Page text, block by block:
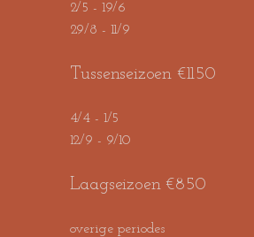
2/5 - 19/6
29/8 - 11/9
Tussenseizoen €1150
4/4 - 1/5
12/9 - 9/10
Laagseizoen €850
overige periodes